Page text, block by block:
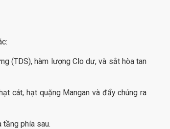
(TDS), hàm lượng Clo dư, và sắt hòa tan
cát, hạt quặng Mangan và đẩy chúng ra
phía sau.